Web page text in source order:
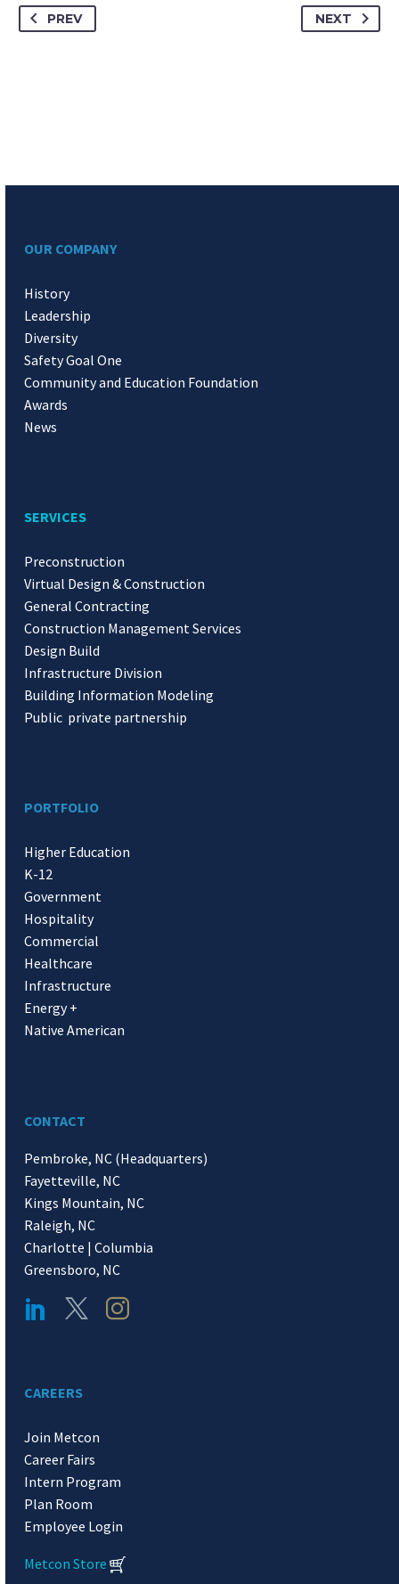
PREV NEXT
OUR COMPANY
History
Leadership
Diversity
Safety Goal One
Community and Education Foundation
Awards
News
SERVICES
Preconstruction
Virtual Design & Construction
General Contracting
Construction Management Services
Design Build
Infrastructure Division
Building Information Modeling
Public private partnership
PORTFOLIO
Higher Education
K-12
Government
Hospitality
Commercial
Healthcare
Infrastructure
Energy +
Native American
CONTACT
Pembroke, NC (Headquarters)
Fayetteville, NC
Kings Mountain, NC
Raleigh, NC
Charlotte | Columbia
Greensboro, NC
CAREERS
Join Metcon
Career Fairs
Intern Program
Plan Room
Employee Login
Metcon Store